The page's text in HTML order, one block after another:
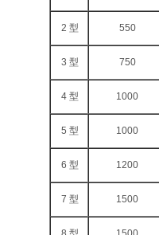
2 型 550
3 型 750
4 型 1000
5 型 1000
6 型 1200
7 型 1500